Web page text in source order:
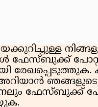
ഫേസ്ബുക്ക്
ഞങ്ങളുടെ
ഫേസ്ബുക്ക്